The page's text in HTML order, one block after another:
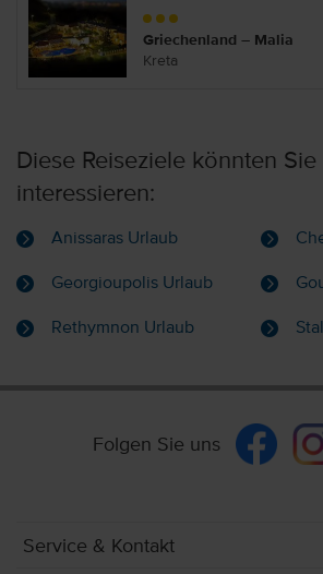
Griechenland – Malia
Kreta
Diese Reiseziele könnten Sie
interessieren:
Anissaras Urlaub
Georgioupolis Urlaub
Rethymnon Urlaub
Folgen Sie uns
Service & Kontakt